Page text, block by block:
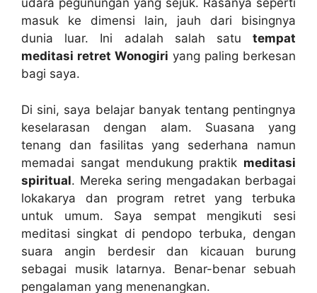
udara pegunungan yang sejuk. Rasanya seperti
masuk ke dimensi lain, jauh dari bisingnya
dunia luar. Ini adalah salah satu tempat
meditasi retret Wonogiri yang paling berkesan
bagi saya.
Di sini, saya belajar banyak tentang pentingnya
keselarasan dengan alam. Suasana yang
tenang dan fasilitas yang sederhana namun
memadai sangat mendukung praktik meditasi
spiritual. Mereka sering mengadakan berbagai
lokakarya dan program retret yang terbuka
untuk umum. Saya sempat mengikuti sesi
meditasi singkat di pendopo terbuka, dengan
suara angin berdesir dan kicauan burung
sebagai musik latarnya. Benar-benar sebuah
pengalaman yang menenangkan.